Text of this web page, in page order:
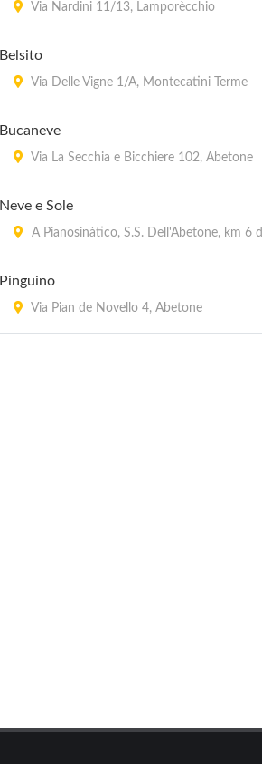
Via Nardini 11/13, Lamporècchio
Belsito
Via Delle Vigne 1/A, Montecatini Terme
Bucaneve
Via La Secchia e Bicchiere 102, Abetone
Neve e Sole
A Pianosinàtico, S.S. Dell'Abetone, km 6
Pinguino
Via Pian de Novello 4, Abetone